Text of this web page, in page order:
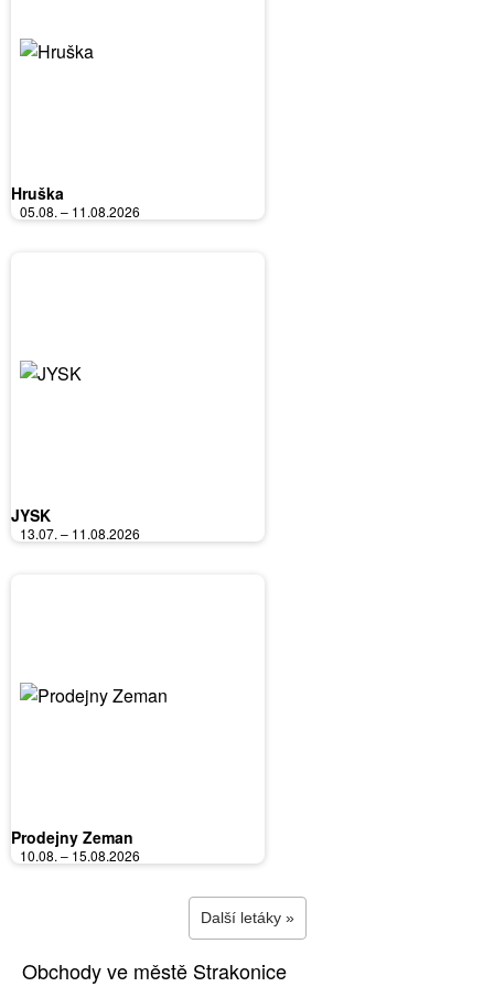
Hruška
05.08. – 11.08.2026
JYSK
13.07. – 11.08.2026
Prodejny Zeman
10.08. – 15.08.2026
Další letáky »
Obchody ve městě Strakonice